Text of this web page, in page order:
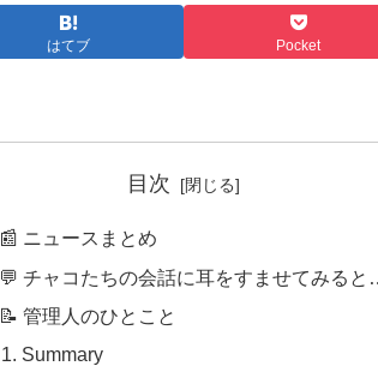
はてブ Pocket
目次
📰 ニュースまとめ
💬 チャコたちの会話に耳をすませてみると…
📝 管理人のひとこと
Summary